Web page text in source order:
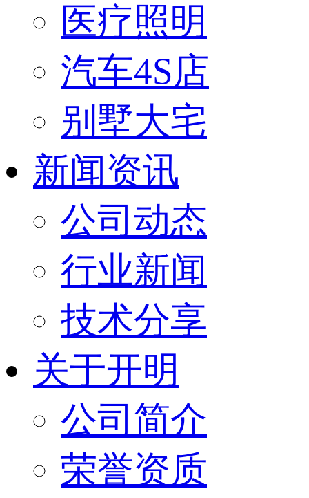
医疗照明
汽车4S店
别墅大宅
新闻资讯
公司动态
行业新闻
技术分享
关于开明
公司简介
荣誉资质